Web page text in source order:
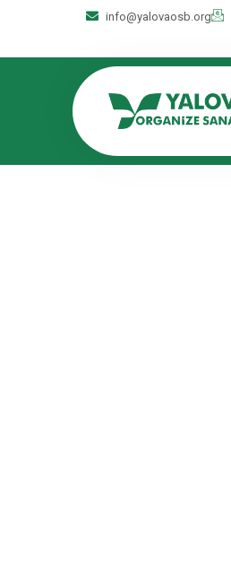
info@yalovaosb.org